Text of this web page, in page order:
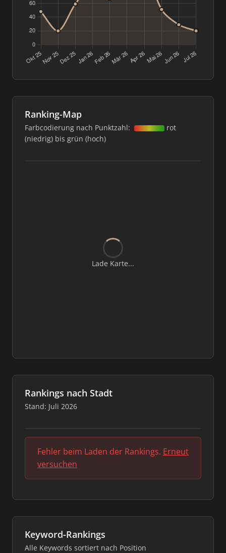
Ranking-Map
Farbcodierung nach Punktzahl:
rot
(niedrig) bis grün (hoch)
Lade Karte...
Rankings nach Stadt
Stand: Juli 2026
Fehler beim Laden der Rankings. Erneut
versuchen
Keyword-Rankings
Alle Keywords sortiert nach Position